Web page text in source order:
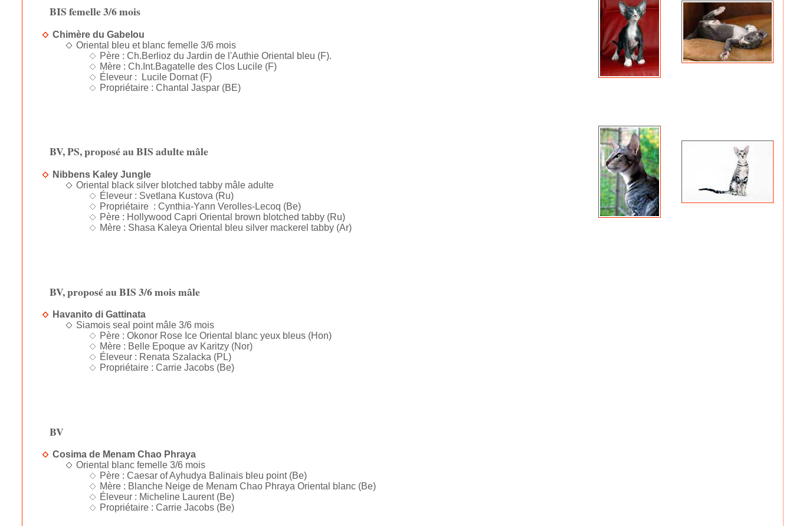
BIS femelle 3/6 mois
Chimère du Gabelou
Oriental bleu et blanc femelle 3/6 mois
Père : Ch.Berlioz du Jardin de l'Authie Oriental bleu (F).
Mère : Ch.Int.Bagatelle des Clos Lucile (F)
Éleveur : Lucile Dornat (F)
Propriétaire : Chantal Jaspar (BE)
BV, PS, proposé au BIS adulte mâle
Nibbens Kaley Jungle
Oriental black silver blotched tabby mâle adulte
Éleveur : Svetlana Kustova (Ru)
Propriétaire : Cynthia-Yann Verolles-Lecoq (Be)
Père : Hollywood Capri Oriental brown blotched tabby (Ru)
Mère : Shasa Kaleya Oriental bleu silver mackerel tabby (Ar)
BV, proposé au BIS 3/6 mois mâle
Havanito di Gattinata
Siamois seal point mâle 3/6 mois
Père : Okonor Rose Ice Oriental blanc yeux bleus (Hon)
Mère : Belle Epoque av Karitzy (Nor)
Éleveur : Renata Szalacka (PL)
Propriétaire : Carrie Jacobs (Be)
BV
Cosima de Menam Chao Phraya
Oriental blanc femelle 3/6 mois
Père : Caesar of Ayhudya Balinais bleu point (Be)
Mère : Blanche Neige de Menam Chao Phraya Oriental blanc (Be)
Éleveur : Micheline Laurent (Be)
Propriétaire : Carrie Jacobs (Be)